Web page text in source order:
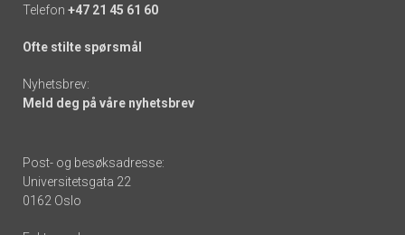
Telefon +47 21 45 61 60
Ofte stilte spørsmål
Nyhetsbrev:
Meld deg på våre nyhetsbrev
Post- og besøksadresse:
Universitetsgata 22
0162 Oslo